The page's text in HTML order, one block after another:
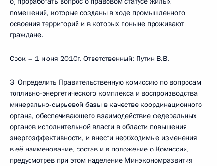
помещений, которые созданы в ходе промышленного
освоения территорий и в которых поныне проживают
граждане.
Срок – 1 июня 2010г. Ответственный: Путин В.В.
3. Определить Правительственную комиссию по вопросам
топливно-энергетического комплекса и воспроизводства
минерально-сырьевой базы в качестве координационного
органа, обеспечивающего взаимодействие федеральных
органов исполнительной власти в области повышения
энергоэффективности, и внести необходимые изменения
в её наименование, состав и в положение о Комиссии,
предусмотрев при этом наделение Минэкономразвития